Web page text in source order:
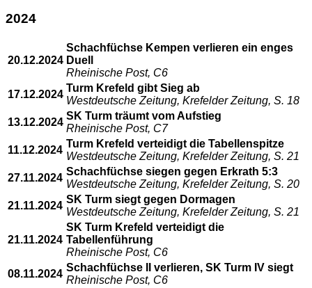
2024
20.12.2024
Schachfüchse Kempen verlieren ein enges
Duell
Rheinische Post, C6
17.12.2024
Turm Krefeld gibt Sieg ab
Westdeutsche Zeitung, Krefelder Zeitung, S. 18
13.12.2024
SK Turm träumt vom Aufstieg
Rheinische Post, C7
11.12.2024
Turm Krefeld verteidigt die Tabellenspitze
Westdeutsche Zeitung, Krefelder Zeitung, S. 21
27.11.2024
Schachfüchse siegen gegen Erkrath 5:3
Westdeutsche Zeitung, Krefelder Zeitung, S. 20
21.11.2024
SK Turm siegt gegen Dormagen
Westdeutsche Zeitung, Krefelder Zeitung, S. 21
21.11.2024
SK Turm Krefeld verteidigt die
Tabellenführung
Rheinische Post, C6
08.11.2024
Schachfüchse II verlieren, SK Turm IV siegt
Rheinische Post, C6